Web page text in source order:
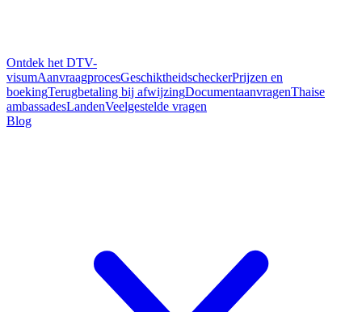
Ontdek het DTV-
visumAanvraagprocesGeschiktheidscheckerPrijzen en
boekingTerugbetaling bij afwijzingDocumentaanvragenThaise
ambassadesLandenVeelgestelde vragen
Blog